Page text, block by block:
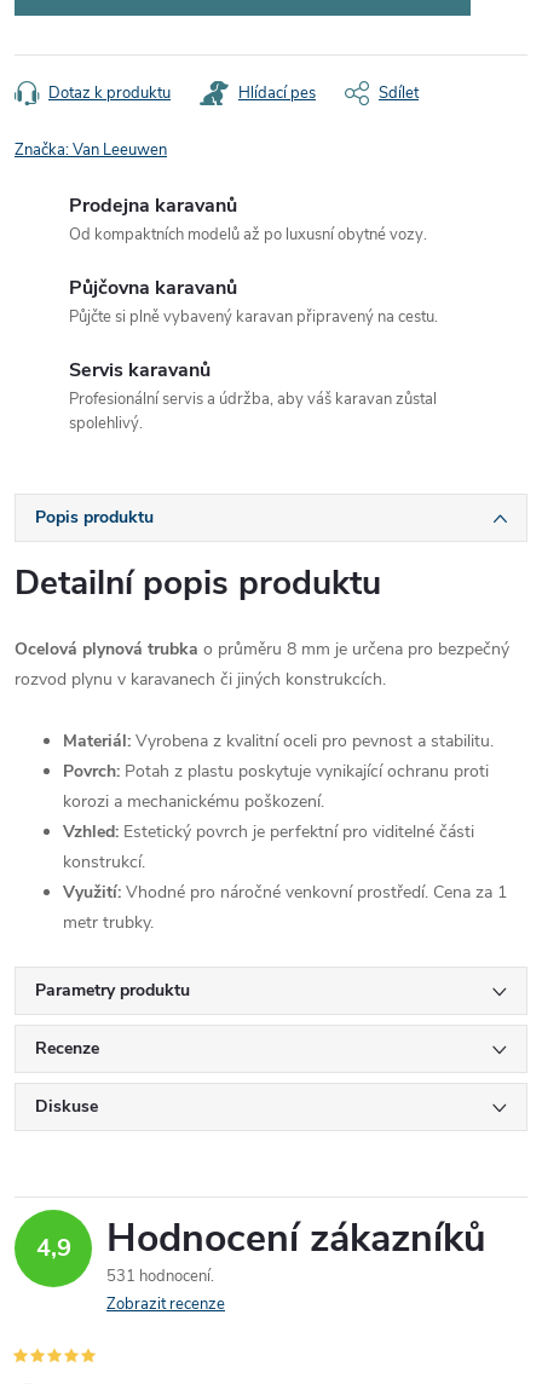
Dotaz k produktu Hlídací pes Sdílet
Značka:Van Leeuwen
Prodejna karavanů
Od kompaktních modelů až po luxusní obytné vozy.
Půjčovna karavanů
Půjčte si plně vybavený karavan připravený na cestu.
Servis karavanů
Profesionální servis a údržba, aby váš karavan zůstal
spolehlivý.
Popis produktu
Detailní popis produktu
Ocelová plynová trubka o průměru 8 mm je určena pro bezpečný
rozvod plynu v karavanech či jiných konstrukcích.
Materiál: Vyrobena z kvalitní oceli pro pevnost a stabilitu.
Povrch: Potah z plastu poskytuje vynikající ochranu proti
korozi a mechanickému poškození.
Vzhled: Estetický povrch je perfektní pro viditelné části
konstrukcí.
Využití: Vhodné pro náročné venkovní prostředí. Cena za 1
metr trubky.
Parametry produktu
Recenze
Diskuse
4,9 Hodnocení zákazníků
531 hodnocení
Zobrazit recenze